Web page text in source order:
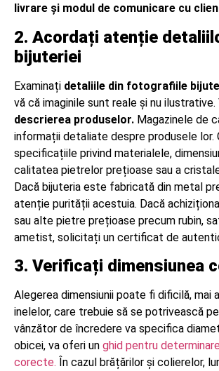
livrare și modul de comunicare cu
2. Acordați atenție
bijuteriei
Examinați detaliile din fotografiile
vă că imaginile sunt reale și nu
descrierea produselor. Magazinele de
informații detaliate despre produsele
specificațiile privind materialele,
calitatea pietrelor prețioase sau a
Dacă bijuteria este fabricată din metal
atenție purității acestuia. Dacă
sau alte pietre prețioase precum rubin,
ametist, solicitați un certificat de
3. Verificați dimensiunea
Alegerea dimensiunii poate fi dificilă, mai
inelelor, care trebuie să se potrivească
vânzător de încredere va specifica
obicei, va oferi un ghid pentru
corecte. În cazul brățărilor și colierelor,